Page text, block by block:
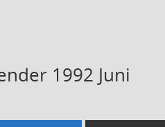
1992 Juni